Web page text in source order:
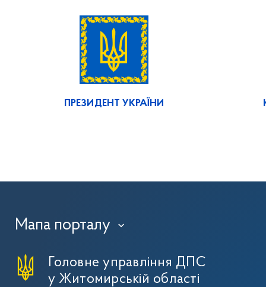
ПРЕЗИДЕНТ УКРАЇНИ
Мапа порталу ›
Головне управління ДПС
у Житомирській області